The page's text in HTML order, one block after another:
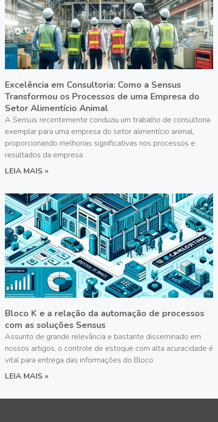
Excelência em Consultoria: Como a Sensus
Transformou os Processos de uma Empresa do
Setor Alimentício Animal
A Sensus recentemente conduziu um trabalho de consultoria
exemplar para uma empresa do setor alimentício animal,
proporcionando melhorias significativas nos processos e
resultados da empresa.
LEIA MAIS »
Bloco K e a relação da automação de processos
com as soluções Sensus
Assunto de grande relevância e bastante disseminado em
nossos artigos, o controle de estoque com alta acuracidade é
vital para entrega das informações do Bloco
LEIA MAIS »